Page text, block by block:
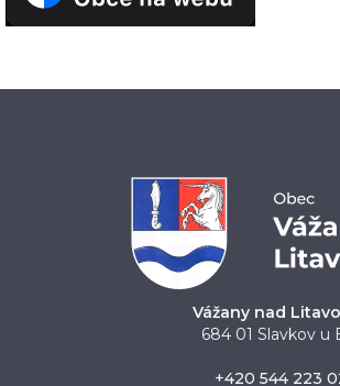
Vážany nad
684 01 Slavkov u
+420 544 223